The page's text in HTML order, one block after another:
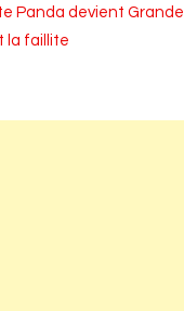
Panda devient Grande
la faillite